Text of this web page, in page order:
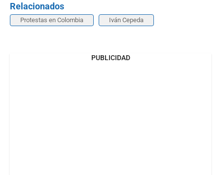
Relacionados
Protestas en Colombia Iván Cepeda
PUBLICIDAD